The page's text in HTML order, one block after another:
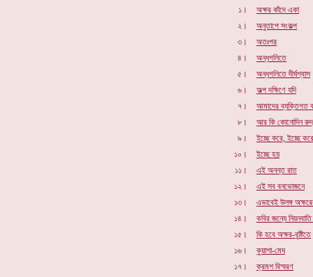
অক্ষর কাঁদে একা
অনুতাপে সংকল্প
অতঃপর
অন্ধগলিতে
অন্ধগলিতে দীর্ঘশ্বাস
অল্প দক্ষিণে যদি
আমাদের ব্যক্তিগত
আর কি কোনোদিন
ইচ্ছে করে, ইচ্ছে করে
ইচ্ছে হয়
এই অনন্ত রাত
এই সব বনভোজনে
এভাবেই উলঙ্গ
কবির জন্যে
কি হবে অক্ষর-বৃষ্টিতে
কুয়াশা-মেঘ
ক্রমশ বিস্মরণ
১।
২।
৩।
৪।
৫।
৬।
৭।
৮।
৯।
১০।
১১।
১২।
১৩।
১৪।
১৫।
১৬।
১৭।